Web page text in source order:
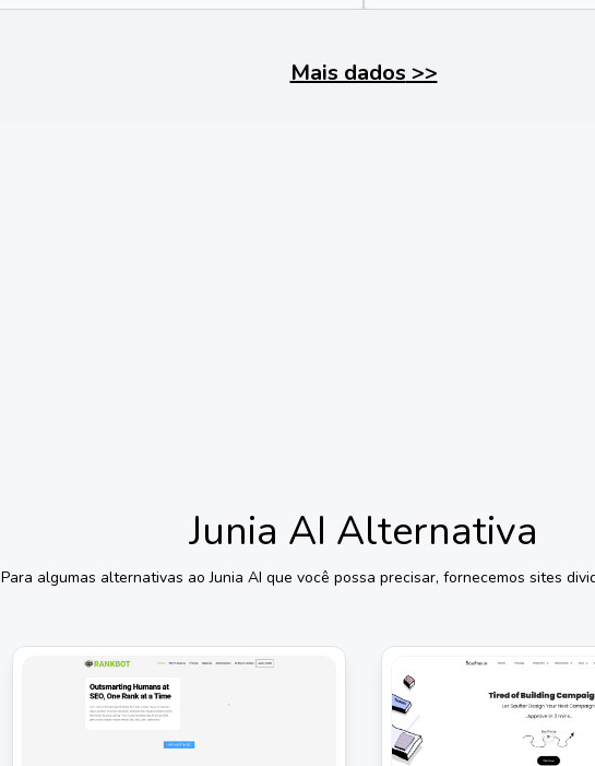
Mais dados >>
Junia AI Alternativa
Para algumas alternativas aoJunia AI que você possa precisar, fornecemos sites